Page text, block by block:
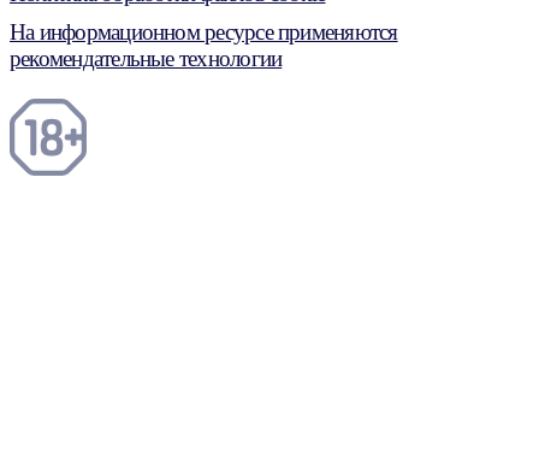
На информационном ресурсе применяются
рекомендательные технологии